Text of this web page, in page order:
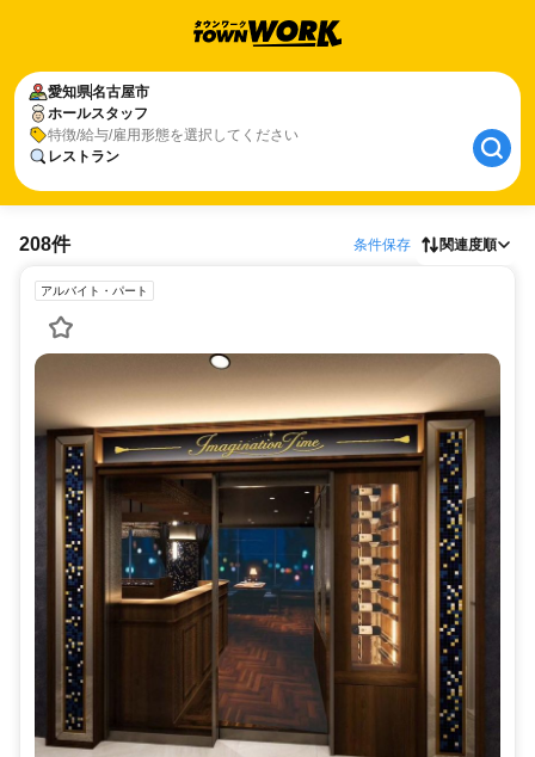
愛知県名古屋市
ホールスタッフ
特徴/給与/雇用形態を選択してください
レストラン
208件 条件保存 関連度順
アルバイト・パート